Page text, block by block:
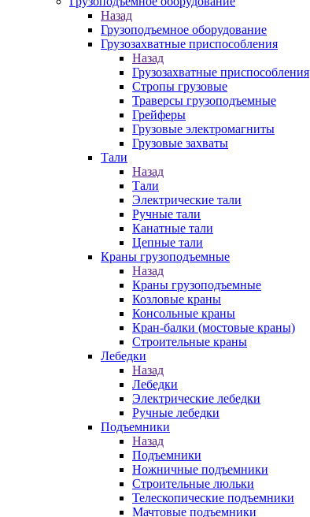
Назад
Грузоподъемное оборудование
Грузозахватные приспособления
Назад
Грузозахватные приспособления
Стропы грузовые
Траверсы грузоподъемные
Грейферы
Грузовые электромагниты
Грузовые захваты
Тали
Назад
Тали
Электрические тали
Ручные тали
Канатные тали
Цепные тали
Краны грузоподъемные
Назад
Краны грузоподъемные
Козловые краны
Консольные краны
Кран-балки (мостовые краны)
Строительные краны
Лебедки
Назад
Лебедки
Электрические лебедки
Ручные лебедки
Подъемники
Назад
Подъемники
Ножничные подъемники
Строительные люльки
Телескопические подъемники
Мачтовые подъемники